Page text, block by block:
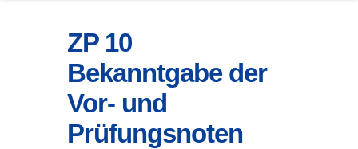
ZP 10
Bekanntgabe der
Vor- und
Prüfungsnoten